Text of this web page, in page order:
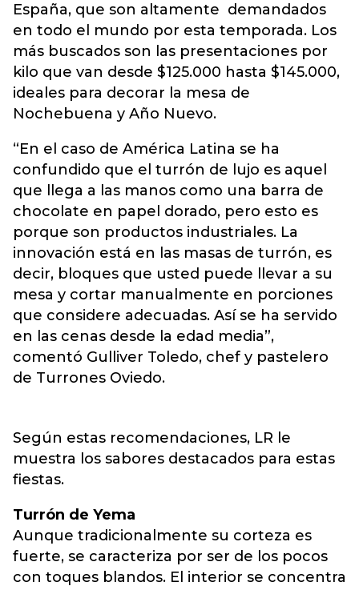
España, que son altamente demandados
en todo el mundo por esta temporada. Los
más buscados son las presentaciones por
kilo que van desde $125.000 hasta $145.000,
ideales para decorar la mesa de
Nochebuena y Año Nuevo.
“En el caso de América Latina se ha
confundido que el turrón de lujo es aquel
que llega a las manos como una barra de
chocolate en papel dorado, pero esto es
porque son productos industriales. La
innovación está en las masas de turrón, es
decir, bloques que usted puede llevar a su
mesa y cortar manualmente en porciones
que considere adecuadas. Así se ha servido
en las cenas desde la edad media”,
comentó Gulliver Toledo, chef y pastelero
de Turrones Oviedo.
Según estas recomendaciones, LR le
muestra los sabores destacados para estas
fiestas.
Turrón de Yema
Aunque tradicionalmente su corteza es
fuerte, se caracteriza por ser de los pocos
con toques blandos. El interior se concentra